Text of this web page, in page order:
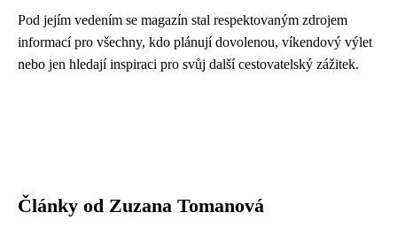
Pod jejím vedením se magazín stal respektovaným zdrojem
informací pro všechny, kdo plánují dovolenou, víkendový výlet
nebo jen hledají inspiraci pro svůj další cestovatelský zážitek.
Články od Zuzana Tomanová